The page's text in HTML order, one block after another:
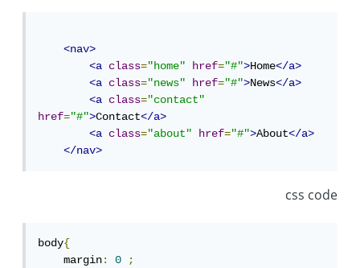
<nav>
<a
class="home" href="#">Home</a>
<a
class="news" href="#">News</a>
<a
class="contact"
href="#">Contact</a>
<a
class="about" href="#">About</a>
</nav>
css code
body{
    margin
: 0
;